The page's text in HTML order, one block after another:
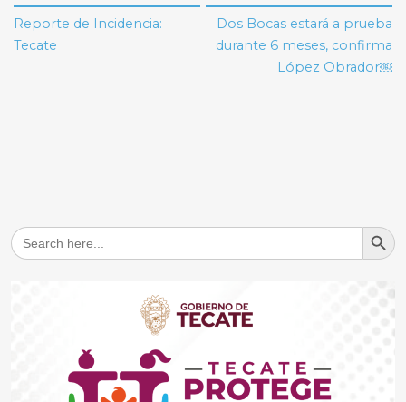
de
entradas
Reporte de Incidencia:
Tecate
Dos Bocas estará a prueba
durante 6 meses, confirma
López Obrador￼
Search
for:
Search